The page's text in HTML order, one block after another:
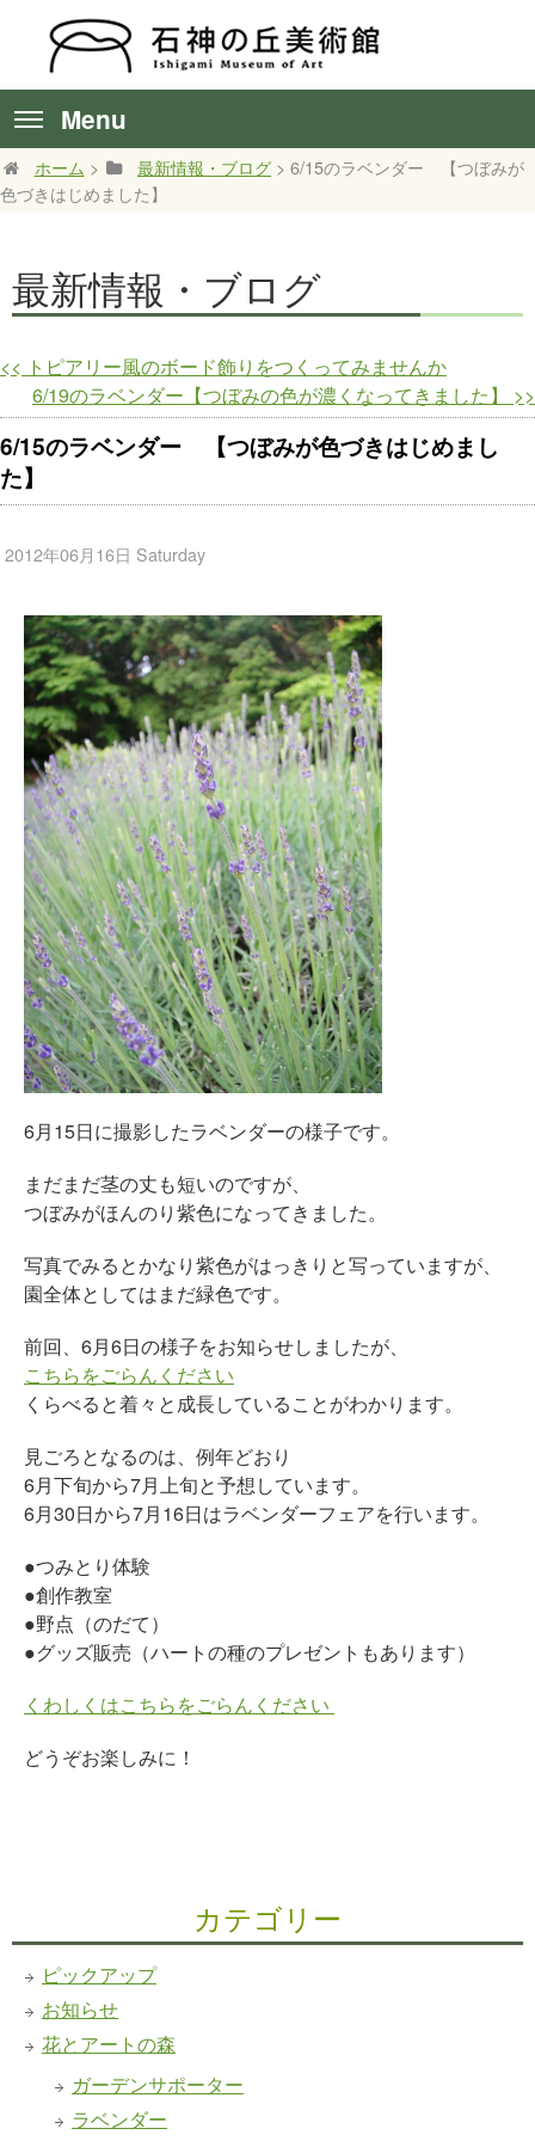
Menu
ホーム > 最新情報・ブログ > 6/15のラベンダー 【つぼみが
色づきはじめました】
最新情報・ブログ
<< トピアリー風のボード飾りをつくってみませんか
6/19のラベンダー【つぼみの色が濃くなってきました】 >>
6/15のラベンダー 【つぼみが色づきはじめまし
た】
2012年06月16日 Saturday
6月15日に撮影したラベンダーの様子です。
まだまだ茎の丈も短いのですが、
つぼみがほんのり紫色になってきました。
写真でみるとかなり紫色がはっきりと写っていますが、
園全体としてはまだ緑色です。
前回、6月6日の様子をお知らせしましたが、
こちらをごらんください
くらべると着々と成長していることがわかります。
見ごろとなるのは、例年どおり
6月下旬から7月上旬と予想しています。
6月30日から7月16日はラベンダーフェアを行います。
●つみとり体験
●創作教室
●野点（のだて）
●グッズ販売（ハートの種のプレゼントもあります）
くわしくはこちらをごらんください
どうぞお楽しみに！
カテゴリー
ピックアップ
お知らせ
花とアートの森
ガーデンサポーター
ラベンダー